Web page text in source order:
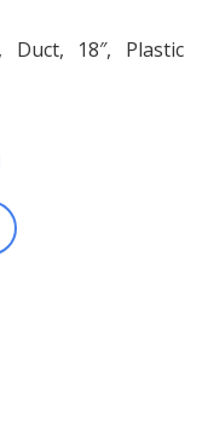
18″, Plastic